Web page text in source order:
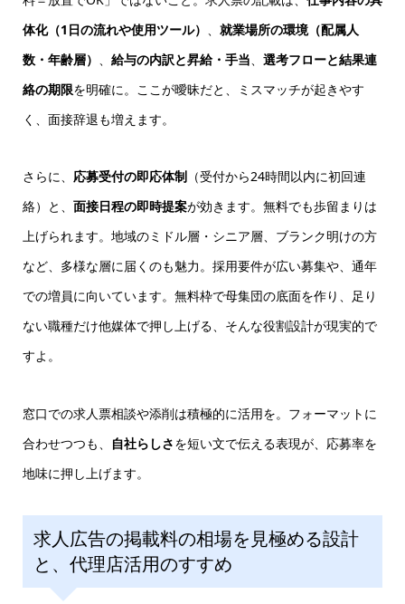
体化（1日の流れや使用ツール） 、 就業場所の環境（配属人
数・年齢層） 、 給与の内訳と昇給・手当、 選考フローと結果連
絡の期限を明確に。ここが曖昧だと、ミスマッチが起きやす
く、面接辞退も増えます。
さらに、 応募受付の即応体制（受付から24時間以内に初回連
絡）と、 面接日程の即時提案が効きます。無料でも歩留まりは
上げられます。地域のミドル層・シニア層、ブランク明けの方
など、多様な層に届くのも魅力。採用要件が広い募集や、通年
での増員に向いています。無料枠で母集団の底面を作り、足り
ない職種だけ他媒体で押し上げる、そんな役割設計が現実的で
すよ。
窓口での求人票相談や添削は積極的に活用を。フォーマットに
合わせつつも、
自社らしさを短い文で伝える表現が、応募率を
地味に押し上げます。
求人広告の掲載料の相場を見極める設計
と、代理店活用のすすめ